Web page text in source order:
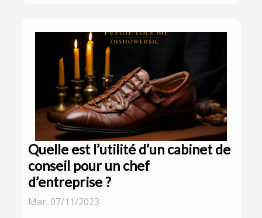
Quelle est l’utilité d’un cabinet de
conseil pour un chef
d’entreprise ?
Mar. 07/11/2023